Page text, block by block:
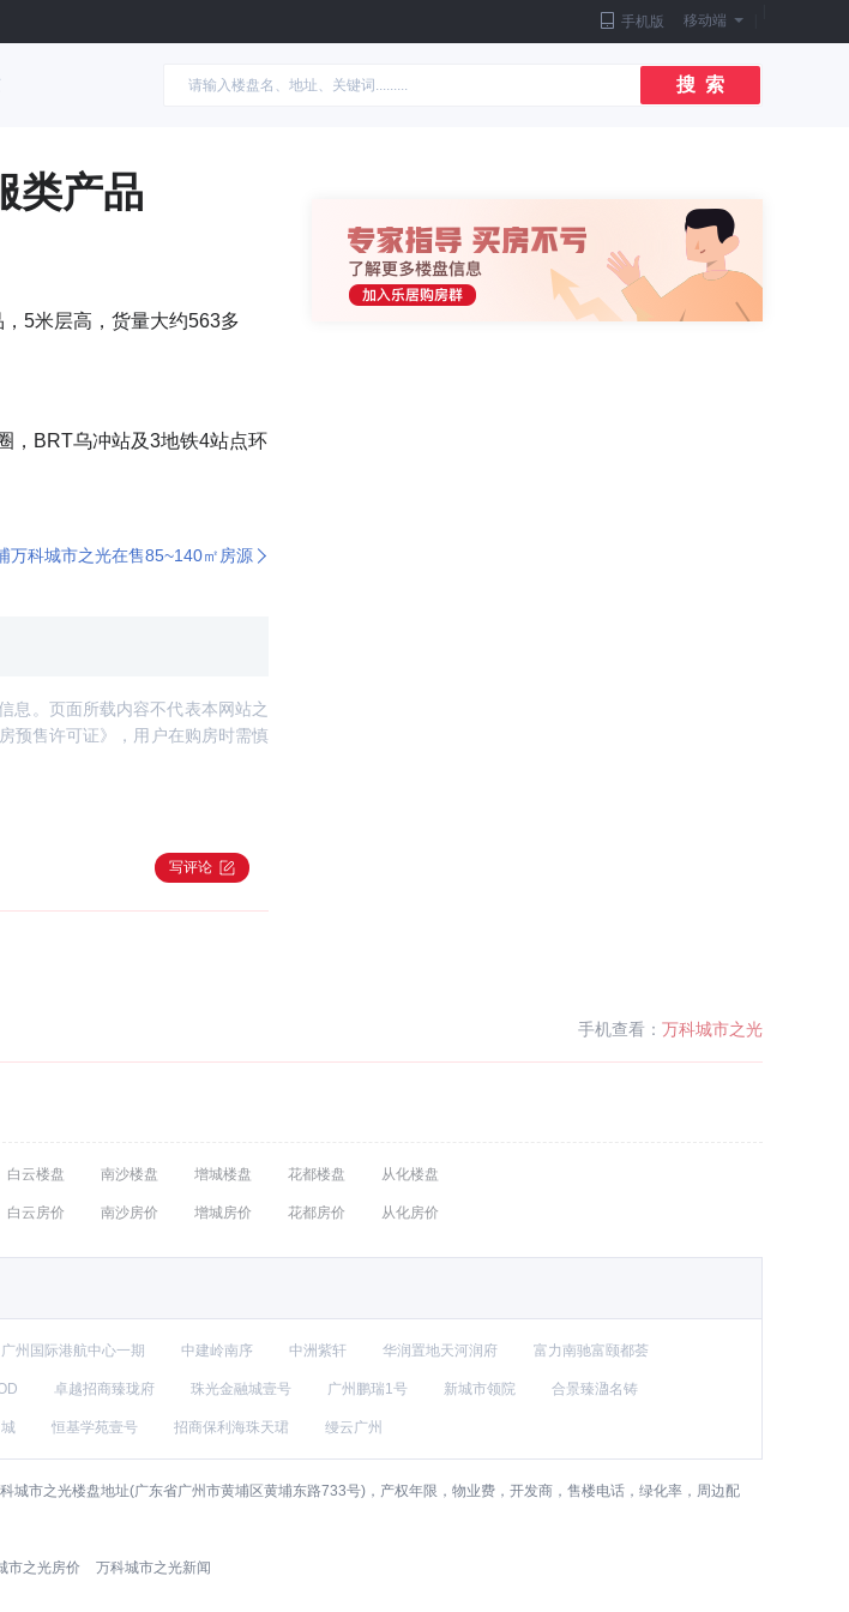
手机版 移动端
搜 索
类产品
5米层高，货量大约563多
，BRT乌冲站及3地铁4站点环
万科城市之光在售85~140㎡房源
息。页面所载内容不代表本网站之
预售许可证》，用户在购房时需慎
写评论
手机查看： 万科城市之光
白云楼盘 南沙楼盘 增城楼盘 花都楼盘 从化楼盘
白云房价 南沙房价 增城房价 花都房价 从化房价
广州国际港航中心一期 中建岭南序 中洲紫轩 华润置地天河润府 富力南驰富颐都荟
卓越招商臻珑府 珠光金融城壹号 广州鹏瑞1号 新城市领院 合景臻溋名铸
恒基学苑壹号 招商保利海珠天珺 缦云广州
市之光楼盘地址(广东省广州市黄埔区黄埔东路733号)，产权年限，物业费，开发商，售楼电话，绿化率，周边配
市之光房价 万科城市之光新闻